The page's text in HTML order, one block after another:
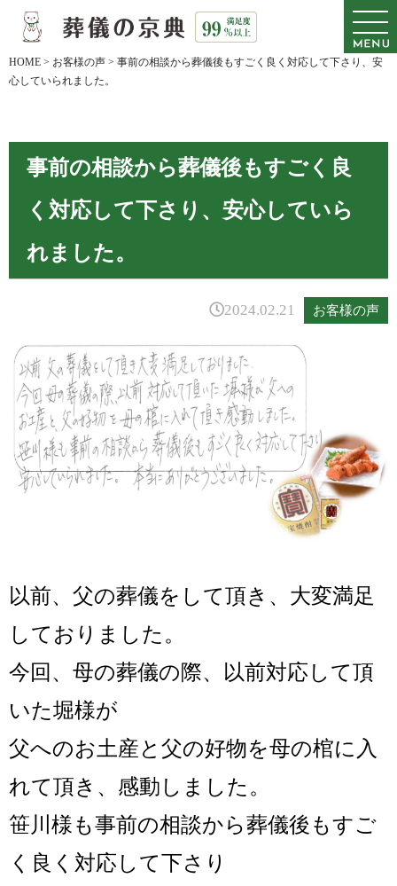
HOME > お客様の声 > 事前の相談から葬儀後もすごく良く対応して下さり、安
心していられました。
事前の相談から葬儀後もすごく良
く対応して下さり、安心していら
れました。
2024.02.21 お客様の声
以前、父の葬儀をして頂き、大変満足
しておりました。
今回、母の葬儀の際、以前対応して頂
いた堀様が
父へのお土産と父の好物を母の棺に入
れて頂き、感動しました。
笹川様も事前の相談から葬儀後もすご
く良く対応して下さり